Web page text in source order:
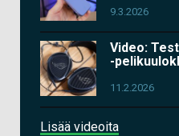
9.3.2026
Video:
-
11.2.2026
Lisää videoita